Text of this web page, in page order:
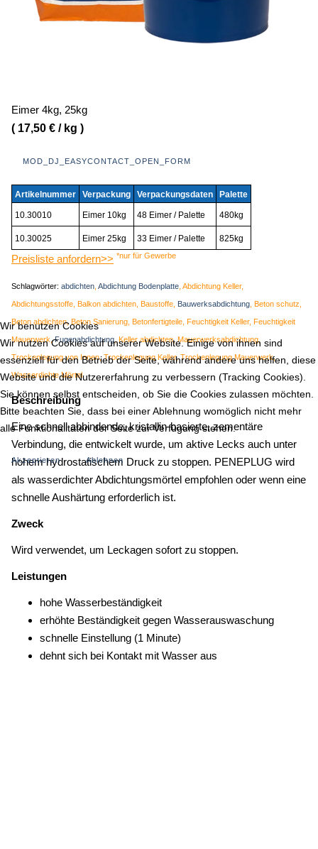
Eimer 4kg, 25kg
( 17,50 € / kg )
MOD_DJ_EASYCONTACT_OPEN_FORM
Artikelnummer Verpackung Verpackungsdaten Palette
10.30010 Eimer 10kg 48 Eimer / Palette 480kg
10.30025 Eimer 25kg 33 Eimer / Palette 825kg
Preisliste anfordern>> *nur für Gewerbe
Schlagwörter: abdichten Abdichtung Bodenplatte , Abdichtung Keller,
Abdichtungsstoffe, Balkon abdichten, Baustoffe, Bauwerksabdichtung , Beton schutz,
Beton abdichten, Beton Sanierung, Betonfertigteile, Feuchtigkeit Keller, Feuchtigkeit
Mauerwerk,Fugenabdichtung , Keller abdichten, Mauerwerksabdichtung,
Trockenlegung von Innen, Trockenlegung Keller, Trockenlegung Mauerwerk,
Wasserdichte Mörtel
Beschreibung
Eine schnell abbindende, kristallin-basierte, zementäre
Verbindung, die entwickelt wurde, um aktive Lecks auch unter
hohem hydrostatischem Druck zu stoppen. PENEPLUG wird
als wasserdichter Abdichtungsmörtel empfohlen oder wenn eine
schnelle Aushärtung erforderlich ist.
Zweck
Wird verwendet, um Leckagen sofort zu stoppen.
Leistungen
hohe Wasserbeständigkeit
erhöhte Beständigkeit gegen Wasserauswaschung
schnelle Einstellung (1 Minute)
dehnt sich bei Kontakt mit Wasser aus
Wir benutzen Cookies
Wir nutzen Cookies auf unserer Website. Einige von ihnen sind
essenziell für den Betrieb der Seite, während andere uns helfen, diese
Website und die Nutzererfahrung zu verbessern (Tracking Cookies).
Sie können selbst entscheiden, ob Sie die Cookies zulassen möchten.
Bitte beachten Sie, dass bei einer Ablehnung womöglich nicht mehr
alle Funktionalitäten der Seite zur Verfügung stehen.
Akzeptieren Ablehnen